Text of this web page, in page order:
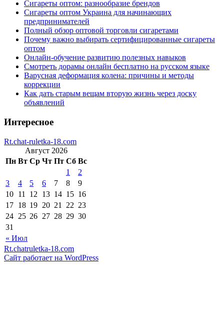
Сигареты оптом: разнообразие брендов
Сигареты оптом Украина для начинающих
предпринимателей
Полный обзор оптовой торговли сигаретами
Почему важно выбирать сертифицированные сигареты
оптом
Онлайн-обучение развитию полезных навыков
Смотреть дорамы онлайн бесплатно на русском языке
Варусная деформация колена: причины и методы
коррекции
Как дать старым вещам вторую жизнь через доску
объявлений
Интересное
Rt.chat-ruletka-18.com
Август 2026
Пн Вт Ср Чт Пт Сб Вс
« Июл
1
2
3
4 5 6 7 8
9
10 11 12 13 14 15 16
17 18 19 20 21 22 23
24 25 26 27 28 29 30
31
Rt.chatruletka-18.com
Сайт работает на WordPress